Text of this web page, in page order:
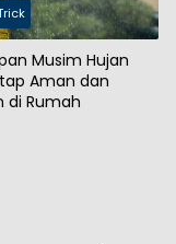
Musim Hujan
Aman dan
di Rumah